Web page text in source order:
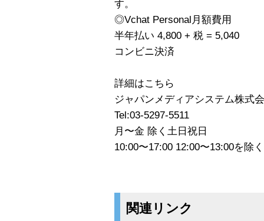
す。
◎Vchat Personal月額費用
半年払い 4,800 + 税 = 5,040
コンビニ決済
詳細はこちら
ジャパンメディアシステム株式
Tel:03-5297-5511
月〜金 除く土日祝日
10:00〜17:00 12:00〜13:00を除く
関連リンク